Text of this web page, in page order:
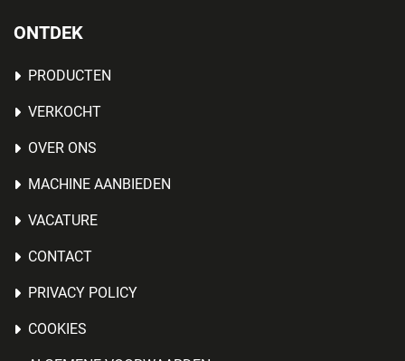
ONTDEK
PRODUCTEN
VERKOCHT
OVER ONS
MACHINE AANBIEDEN
VACATURE
CONTACT
PRIVACY POLICY
COOKIES